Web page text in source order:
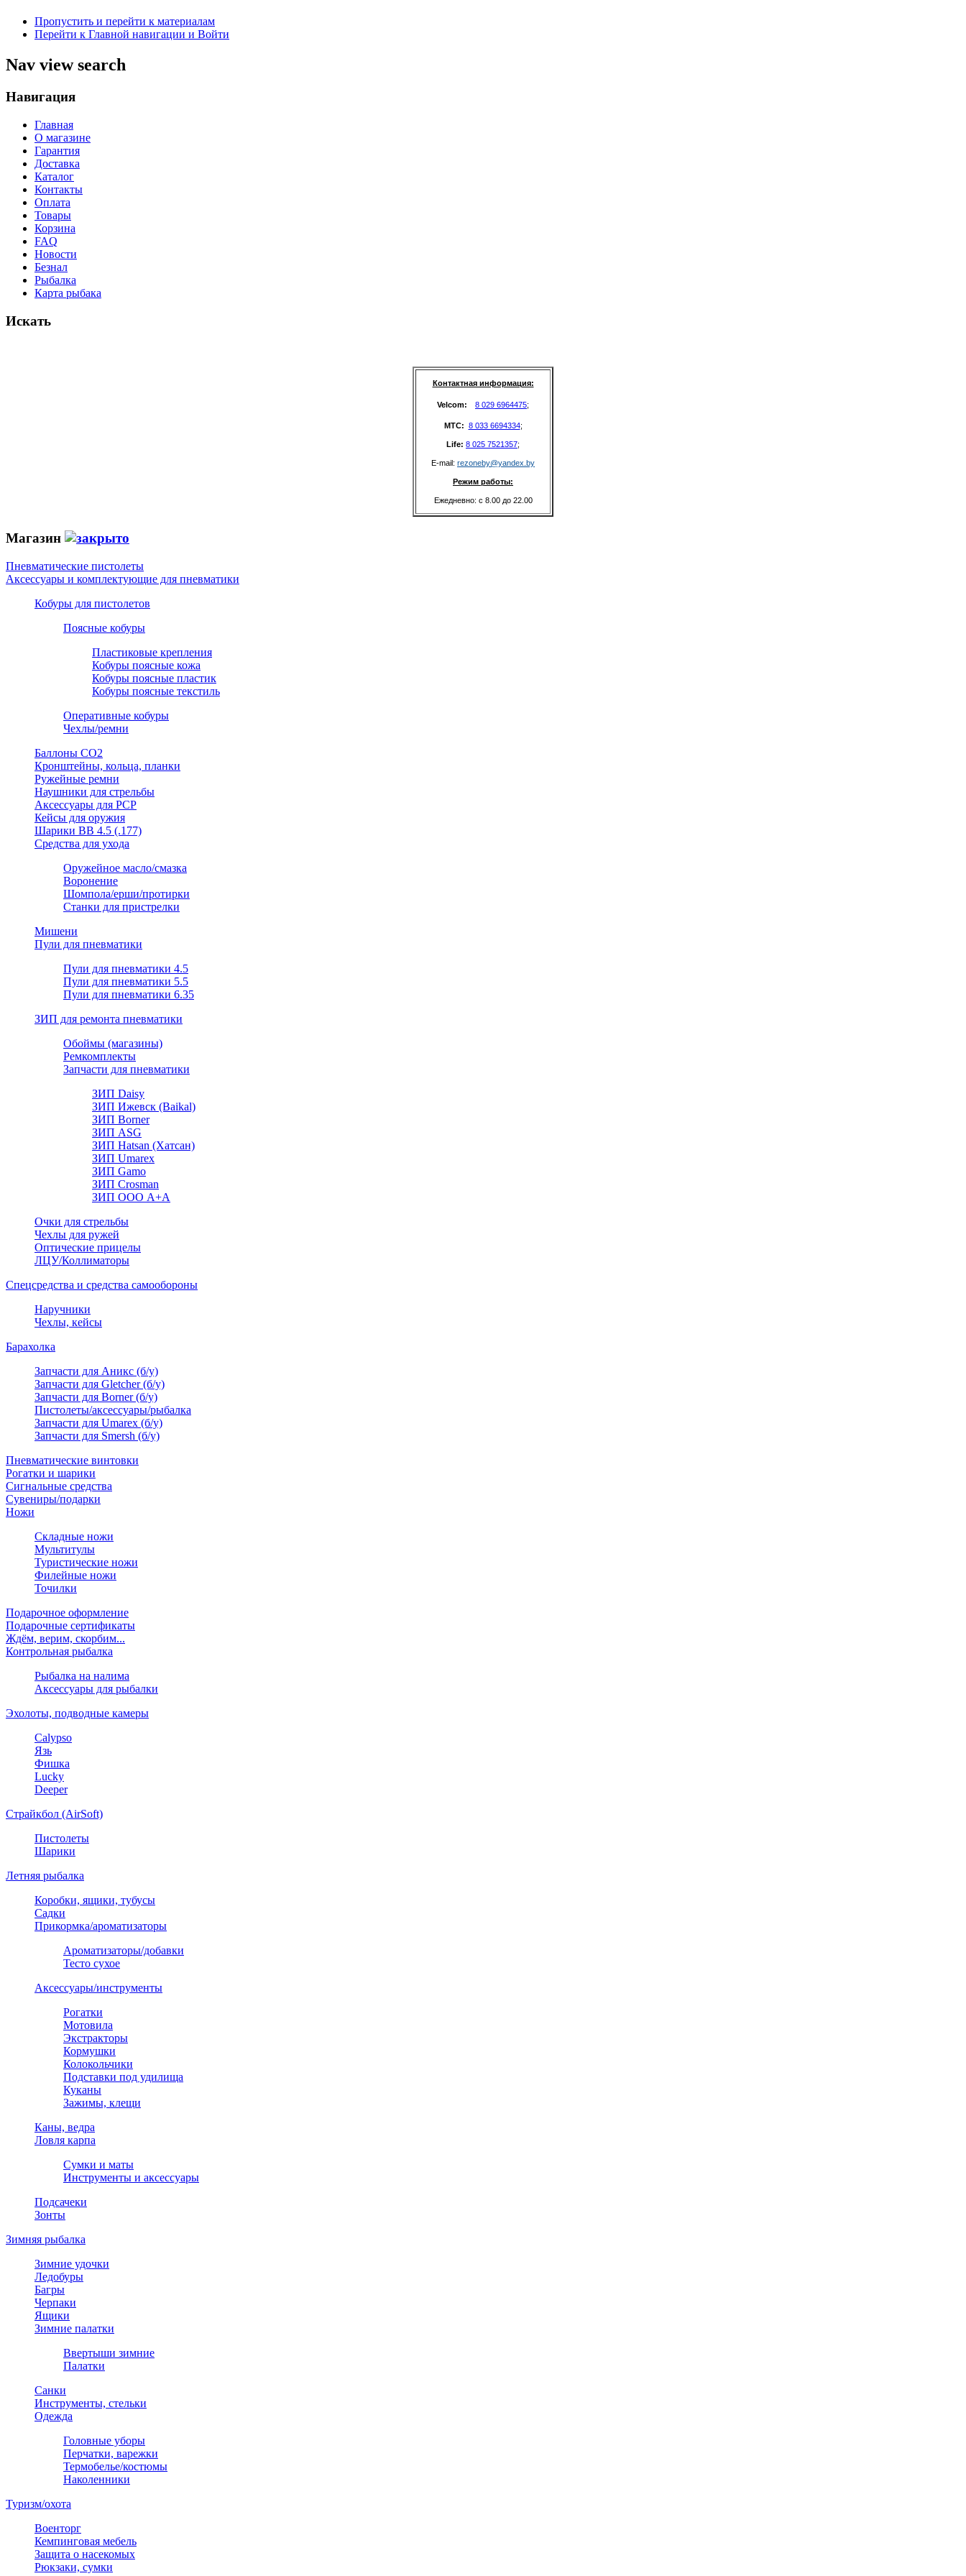
Пропустить и перейти к материалам
Перейти к Главной навигации и Войти
Nav view search
Навигация
Главная
О магазине
Гарантия
Доставка
Каталог
Контакты
Оплата
Товары
Корзина
FAQ
Новости
Безнал
Рыбалка
Карта рыбака
Искать
Контактная информация:
Velcom: 8 029 6964475;
MTC: 8 033 6694334;
Life: 8 025 7521357;
E-mail: rezoneby@yandex.by
Режим работы:
Ежедневно: с 8.00 до 22.00
Магазин
Пневматические пистолеты
Аксессуары и комплектующие для пневматики
Кобуры для пистолетов
Поясные кобуры
Пластиковые крепления
Кобуры поясные кожа
Кобуры поясные пластик
Кобуры поясные текстиль
Оперативные кобуры
Чехлы/ремни
Баллоны СО2
Кронштейны, кольца, планки
Ружейные ремни
Наушники для стрельбы
Аксессуары для PCP
Кейсы для оружия
Шарики ВВ 4.5 (.177)
Средства для ухода
Оружейное масло/смазка
Воронение
Шомпола/ерши/протирки
Станки для пристрелки
Мишени
Пули для пневматики
Пули для пневматики 4.5
Пули для пневматики 5.5
Пули для пневматики 6.35
ЗИП для ремонта пневматики
Обоймы (магазины)
Ремкомплекты
Запчасти для пневматики
ЗИП Daisy
ЗИП Ижевск (Baikal)
ЗИП Borner
ЗИП ASG
ЗИП Hatsan (Хатсан)
ЗИП Umarex
ЗИП Gamo
ЗИП Crosman
ЗИП ООО А+А
Очки для стрельбы
Чехлы для ружей
Оптические прицелы
ЛЦУ/Коллиматоры
Спецсредства и средства самообороны
Наручники
Чехлы, кейсы
Барахолка
Запчасти для Аникс (б/у)
Запчасти для Gletcher (б/у)
Запчасти для Borner (б/у)
Пистолеты/аксессуары/рыбалка
Запчасти для Umarex (б/у)
Запчасти для Smersh (б/у)
Пневматические винтовки
Рогатки и шарики
Сигнальные средства
Сувениры/подарки
Ножи
Складные ножи
Мультитулы
Туристические ножи
Филейные ножи
Точилки
Подарочное оформление
Подарочные сертификаты
Ждём, верим, скорбим...
Контрольная рыбалка
Рыбалка на налима
Аксессуары для рыбалки
Эхолоты, подводные камеры
Calypso
Язь
Фишка
Lucky
Deeper
Страйкбол (AirSoft)
Пистолеты
Шарики
Летняя рыбалка
Коробки, ящики, тубусы
Садки
Прикормка/ароматизаторы
Ароматизаторы/добавки
Тесто сухое
Аксессуары/инструменты
Рогатки
Мотовила
Экстракторы
Кормушки
Колокольчики
Подставки под удилища
Куканы
Зажимы, клещи
Каны, ведра
Ловля карпа
Сумки и маты
Инструменты и аксессуары
Подсачеки
Зонты
Зимняя рыбалка
Зимние удочки
Ледобуры
Багры
Черпаки
Ящики
Зимние палатки
Ввертыши зимние
Палатки
Санки
Инструменты, стельки
Одежда
Головные уборы
Перчатки, варежки
Термобелье/костюмы
Наколенники
Туризм/охота
Военторг
Кемпинговая мебель
Защита о насекомых
Рюкзаки, сумки